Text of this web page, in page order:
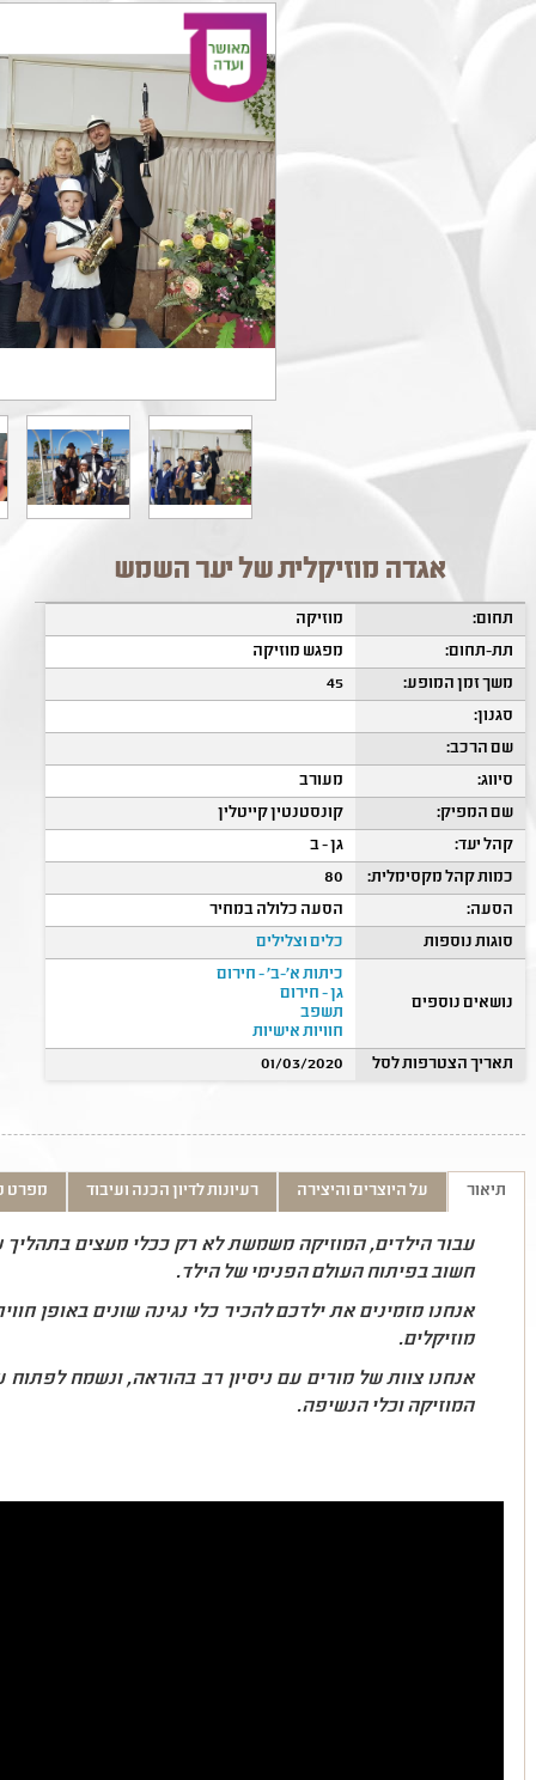
אגדה מוזיקלית של יער השמש
תחום:
מוזיקה
תת-תחום:
מפגש מוזיקה
משך זמן המופע:
45
סגנון:
שם הרכב:
סיווג:
מעורב
שם המפיק:
קונסטנטין קייטלין
קהל יעד:
גן - ב
כמות קהל מקסימלית:
80
הסעה:
הסעה כלולה במחיר
סוגות נוספות
כלים וצלילים
נושאים נוספים
כיתות א'-ב' - חירום
גן - חירום
תשפב
חוויות אישיות
תאריך הצטרפות לסל
01/03/2020
תיאור על היוצרים והיצירה רעיונות לדיון הכנה ועיבוד מפרט
עבור הילדים, המוזיקה משמשת לא רק ככלי מעצים
חשוב בפיתוח העולם הפנימי של הילד.
אנחנו מזמינים את ילדכם להכיר כלי נגינה שונים באופן
מוזיקלים.
אנחנו צוות של מורים עם ניסיון רב בהוראה, ונשמח
המוזיקה וכלי הנשיפה.